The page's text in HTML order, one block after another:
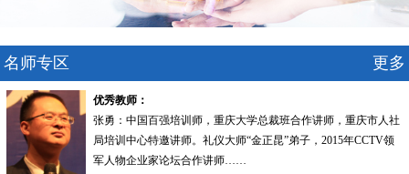
名师专区 更多
优秀教师：
张勇：中国百强培训师，重庆大学总裁班合作讲师，重庆市人社
局培训中心特邀讲师。礼仪大师“金正昆”弟子，2015年CCTV领
军人物企业家论坛合作讲师……